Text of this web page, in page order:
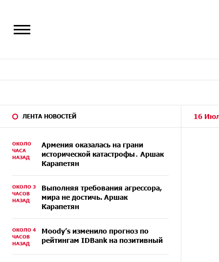
ЛЕНТА НОВОСТЕЙ
ОКОЛО
ЧАСА
НАЗАД
Армения оказалась на грани
исторической катастрофы․ Аршак
Карапетян
ОКОЛО 3
ЧАСОВ
НАЗАД
Выполняя требования агрессора,
мира не достичь. Аршак
Карапетян
ОКОЛО 4
ЧАСОВ
НАЗАД
Moody’s изменило прогноз по
рейтингам IDBank на позитивный
16